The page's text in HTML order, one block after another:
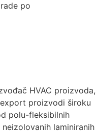
po
HVAC proizvoda,
proizvodi široku
polu-fleksibilnih
laminiranih